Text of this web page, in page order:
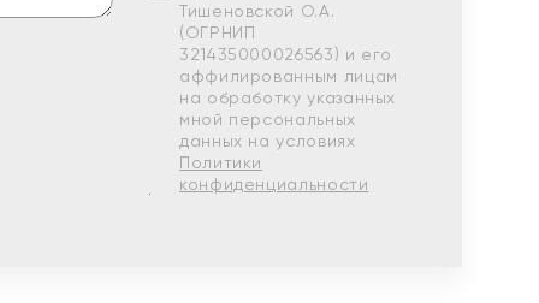
Тишеновской О.А.
(ОГРНИП
321435000026563) и его
аффилированным лицам
на обработку указанных
мной персональных
данных на условиях
Политики
конфиденциальности